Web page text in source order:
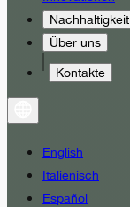
Nachhaltigkeit
Über uns
Kontakte
English
Italienisch
Español